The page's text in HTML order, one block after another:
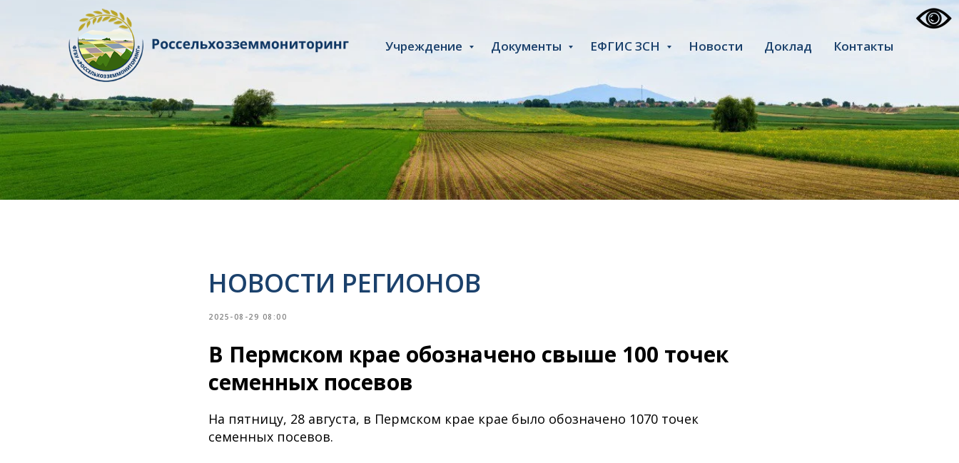
Учреждение Документы ЕФГИС ЗСН Новости Доклад Контакты
НОВОСТИ РЕГИОНОВ
2025-08-29 08:00
В Пермском крае обозначено свыше 100 точек
семенных посевов
На пятницу, 28 августа, в Пермском крае крае было обозначено 1070 точек
семенных посевов.